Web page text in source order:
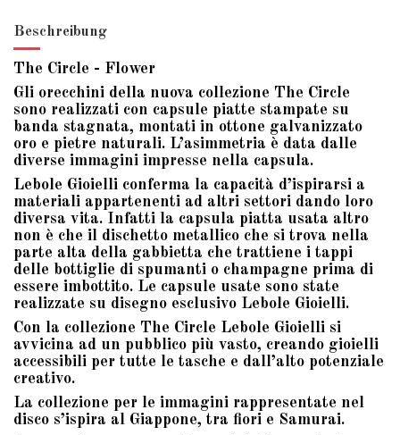
Beschreibung
The Circle - Flower
Gli orecchini della nuova collezione The Circle
sono realizzati con capsule piatte stampate su
banda stagnata, montati in ottone galvanizzato
oro e pietre naturali. L’asimmetria è data dalle
diverse immagini impresse nella capsula.
Lebole Gioielli conferma la capacità d’ispirarsi a
materiali appartenenti ad altri settori dando loro
diversa vita. Infatti la capsula piatta usata altro
non è che il dischetto metallico che si trova nella
parte alta della gabbietta che trattiene i tappi
delle bottiglie di spumanti o champagne prima di
essere imbottito. Le capsule usate sono state
realizzate su disegno esclusivo Lebole Gioielli.
Con la collezione The Circle Lebole Gioielli si
avvicina ad un pubblico più vasto, creando gioielli
accessibili per tutte le tasche e dall’alto potenziale
creativo.
La collezione per le immagini rappresentate nel
disco s’ispira al Giappone, tra fiori e Samurai.